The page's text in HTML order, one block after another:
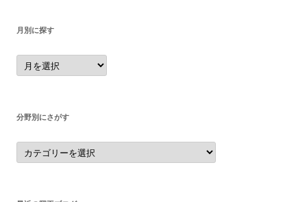
月別に探す
月
別
に
分野別にさがす
分
野
別